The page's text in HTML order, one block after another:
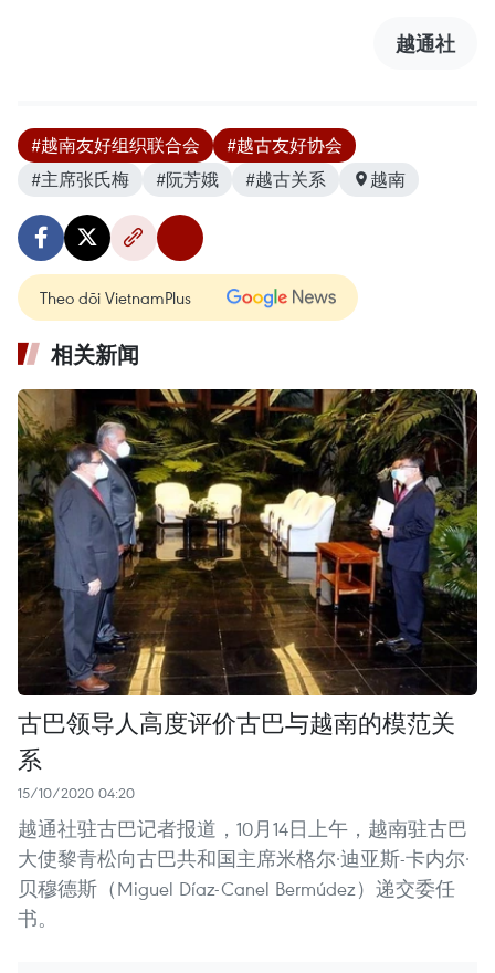
越通社
#越南友好组织联合会
#越古友好协会
#主席张氏梅
#阮芳娥 #越古关系 越南
Theo dõi VietnamPlus
相关新闻
古巴领导人高度评价古巴与越南的模范关
系
15/10/2020 04:20
越通社驻古巴记者报道，10月14日上午，越南驻古巴
大使黎青松向古巴共和国主席米格尔·迪亚斯-卡内尔·
贝穆德斯（Miguel Díaz-Canel Bermúdez）递交委任
书。